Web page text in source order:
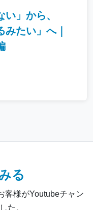
い」から、
みたい」へ｜
る
客様がYoutubeチャン
た。